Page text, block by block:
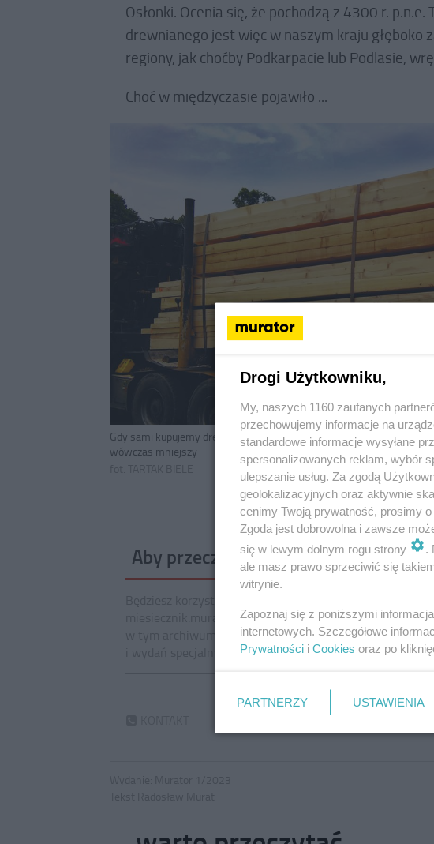
Osłonki. Ocenia się, że pochodzą z 4300 r.
drewnianego jest więc w naszym kraju głęboko
regiony, jak choćby Podkarpacie lub Podlasie,
Choć w międzyczasie pojawiło ...
Gdy sami kupujemy drewno, najlepiej znaleźć tartak niedaleko od
wówczas mniejszy
Aby przeczytać cały artykuł, kup
miesiecznik.murator.pl,
w tym archiwum, dodatków
Wypróbuj darmowy numer
FAQ
Drogi Użytkowniku,
My, naszych 1160 zaufanych
przechowujemy informacje na
standardowe informacje wysyłane
spersonalizowanych reklam, wybór
ulepszanie usług. Za zgodą
geolokalizacyjnych oraz aktywnie
cenimy Twoją prywatność, prosimy
Zgoda jest dobrowolna i zawsze
się w lewym dolnym rogu strony
ale masz prawo sprzeciwić się
witrynie.
Zapoznaj się z poniższymi
internetowych. Szczegółowe
Prywatności i Cookies oraz po
PARTNERZY USTAWIENIA